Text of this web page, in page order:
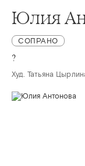
Юлия
СОПРАНО
?
Худ. Татьяна